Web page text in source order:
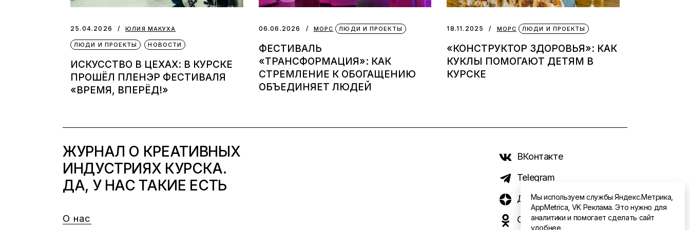
25.04.2026 ЮЛИЯ МАКУХА
ЛЮДИ И ПРОЕКТЫ НОВОСТИ
ИСКУССТВО В ЦЕХАХ: В КУРСКЕ
ПРОШЁЛ ПЛЕНЭР ФЕСТИВАЛЯ
«ВРЕМЯ, ВПЕРЁД!»
06.06.2026 МОРС ЛЮДИ И ПРОЕКТЫ
ФЕСТИВАЛЬ
«ТРАНСФОРМАЦИЯ»: КАК
СТРЕМЛЕНИЕ К ОБОГАЩЕНИЮ
ОБЪЕДИНЯЕТ ЛЮДЕЙ
18.11.2025 МОРС ЛЮДИ И ПРОЕКТЫ
«КОНСТРУКТОР ЗДОРОВЬЯ»: КАК
КУКЛЫ ПОМОГАЮТ ДЕТЯМ В
КУРСКЕ
ЖУРНАЛ О КРЕАТИВНЫХ
ИНДУСТРИЯХ КУРСКА.
ДА, У НАС ТАКИЕ ЕСТЬ
О нас
ВКонтакте
Telegram
Дзен
Одноклассники
Мы используем службы Яндекс.Метрика,
AppMetrica, VK Реклама. Это нужно для
аналитики и помогает сделать сайт
удобнее.